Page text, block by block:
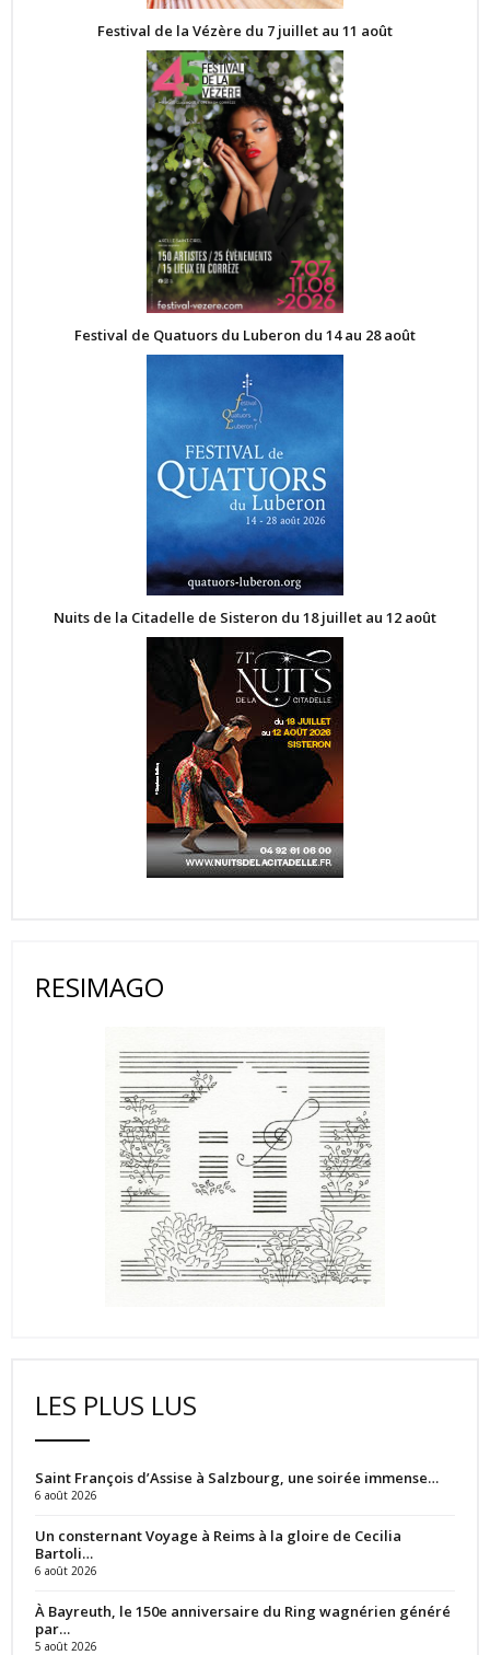
Festival de la Vézère du 7 juillet au 11 août
Festival de Quatuors du Luberon du 14 au 28 août
Nuits de la Citadelle de Sisteron du 18 juillet au 12 août
RESIMAGO
LES PLUS LUS
Saint François d’Assise à Salzbourg, une soirée immense…
6 août 2026
Un consternant Voyage à Reims à la gloire de Cecilia
Bartoli…
6 août 2026
À Bayreuth, le 150e anniversaire du Ring wagnérien généré
par…
5 août 2026